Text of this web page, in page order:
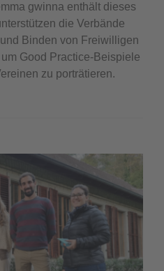
gwinna enthält dieses
die Verbände
Binden von Freiwilligen
Good Practice-Beispiele
zu porträtieren.